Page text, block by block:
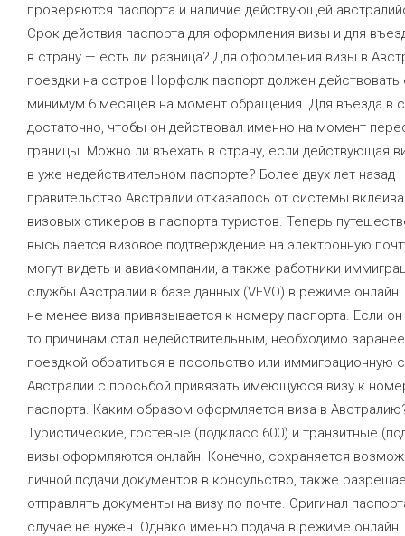
проверяются паспорта и наличие действующей
Срок действия паспорта для оформления визы и для
в страну — есть ли разница? Для оформления визы в
поездки на остров Норфолк паспорт должен
минимум 6 месяцев на момент обращения. Для въезда в
достаточно, чтобы он действовал именно на момент
границы. Можно ли въехать в страну, если действующая
в уже недействительном паспорте? Более двух лет назад
правительство Австралии отказалось от системы
визовых стикеров в паспорта туристов. Теперь
высылается визовое подтверждение на электронную
могут видеть и авиакомпании, а также работники
службы Австралии в базе данных (VEVO) в режиме
не менее виза привязывается к номеру паспорта. Если
то причинам стал недействительным, необходимо
поездкой обратиться в посольство или иммиграционную
Австралии с просьбой привязать имеющуюся визу к
паспорта. Каким образом оформляется виза в
Туристические, гостевые (подкласс 600) и транзитные
визы оформляются онлайн. Конечно, сохраняется
личной подачи документов в консульство, также
отправлять документы на визу по почте. Оригинал
случае не нужен. Однако именно подача в режиме онлайн